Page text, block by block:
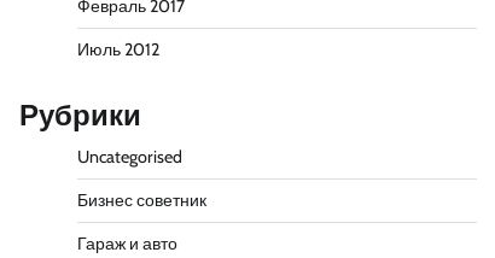
Февраль 2017
Июль 2012
Рубрики
Uncategorised
Бизнес советник
Гараж и авто